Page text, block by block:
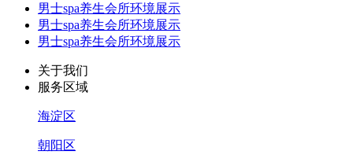
男士spa养生会所环境展示
男士spa养生会所环境展示
男士spa养生会所环境展示
关于我们
服务区域
海淀区
朝阳区